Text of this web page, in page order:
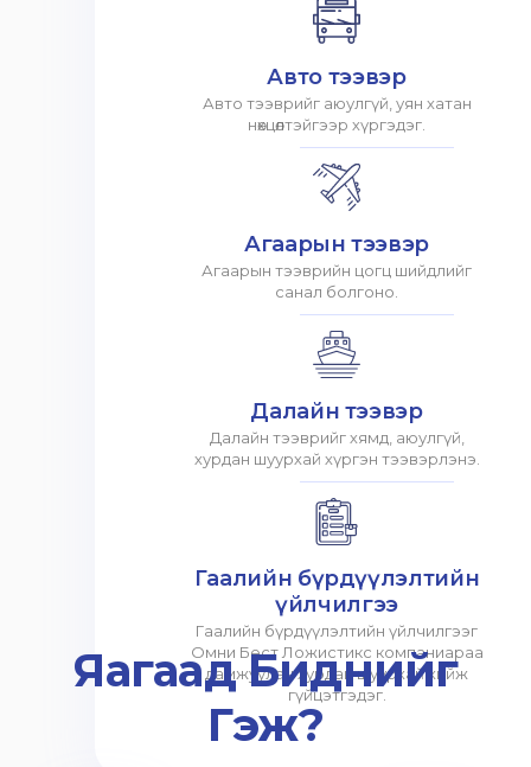
Авто тээвэр
Авто тээврийг аюулгүй, уян хатан
нөхцөлтэйгээр хүргэдэг.
Агаарын тээвэр
Агаарын тээврийн цогц шийдлийг
санал болгоно.
Далайн тээвэр
Далайн тээврийг хямд, аюулгүй,
хурдан шуурхай хүргэн тээвэрлэнэ.
Гаалийн бүрдүүлэлтийн
үйлчилгээ
Гаалийн бүрдүүлэлтийн үйлчилгээг
Омни Бест Ложистикс компаниараа
дамжуулан хурдан шуурхай хийж
гүйцэтгэдэг.
Яагаад Биднийг
Гэж?